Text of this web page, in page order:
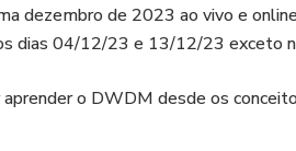
dezembro de 2023 ao vivo e
dias 04/12/23 e 13/12/23 exceto
o DWDM desde os